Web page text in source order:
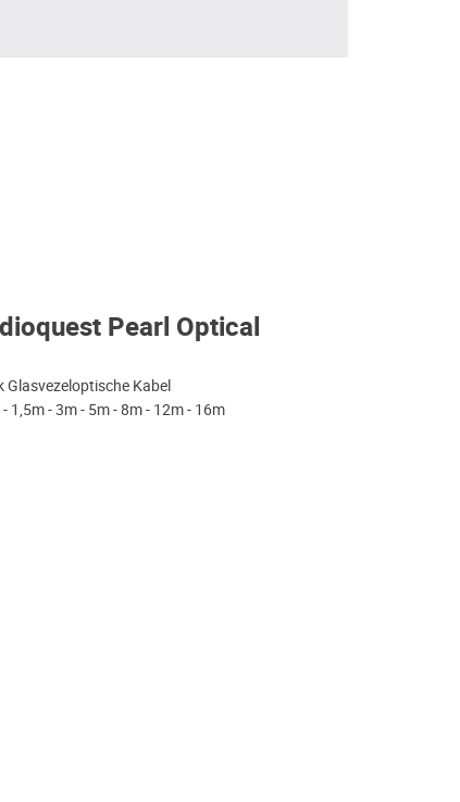
Pearl Optical
Glasvezeloptische Kabel
1,5m - 3m - 5m - 8m - 12m - 16m